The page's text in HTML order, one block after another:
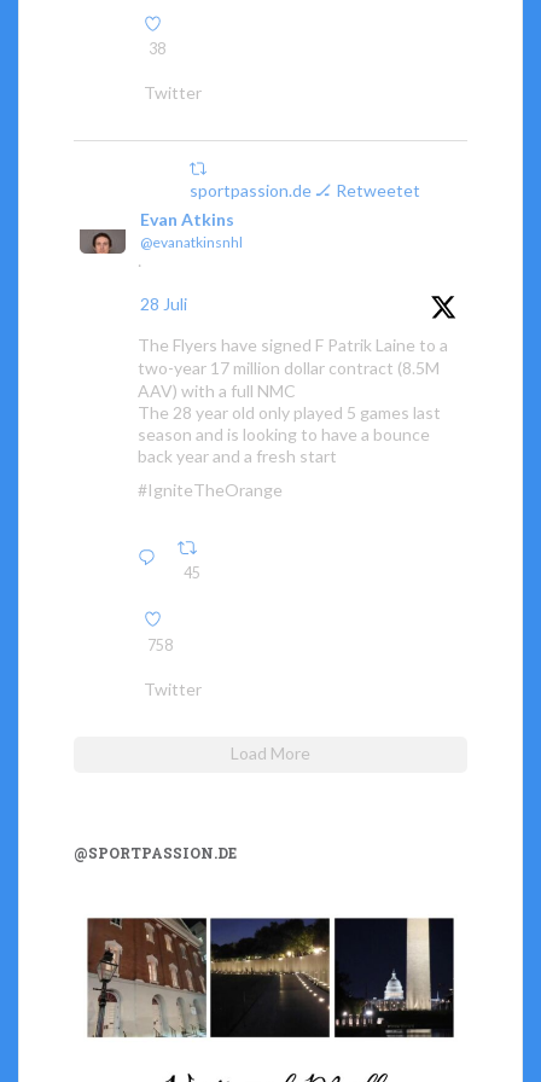
38
Twitter
sportpassion.de 🏒 Retweetet
Evan Atkins
@evanatkinsnhl
·
28 Juli
The Flyers have signed F Patrik Laine to a
two-year 17 million dollar contract (8.5M
AAV) with a full NMC
The 28 year old only played 5 games last
season and is looking to have a bounce
back year and a fresh start
#IgniteTheOrange
45
758
Twitter
Load More
@SPORTPASSION.DE